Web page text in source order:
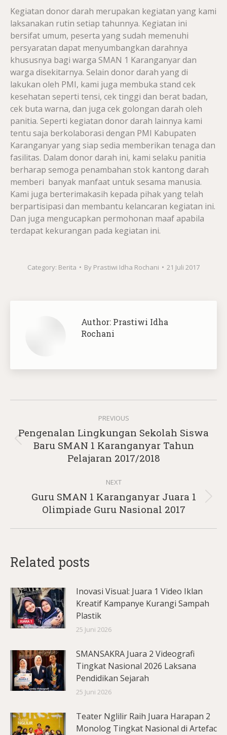
Kegiatan donor darah merupakan kegiatan yang kami
laksanakan rutin setiap tahunnya. Kegiatan ini
bersifat umum, peserta yang sudah memenuhi
persyaratan dapat menyumbangkan darahnya
khususnya bagi warga SMAN 1 Karanganyar dan
warga disekitarnya. Selain donor darah yang di
lakukan oleh PMI, kami juga membuka stand cek
kesehatan seperti tensi, cek tinggi dan berat badan,
cek buta warna, dan juga cek golongan darah oleh
panitia. Seperti kegiatan donor darah lainnya kami
tentu saja berkolaborasi dengan PMI Kabupaten
Karanganyar yang siap sedia memberikan tenaga dan
fasilitas. Dalam donor darah ini, kami selaku panitia
berharap semoga penambahan stok kantong darah
memberi banyak manfaat untuk sesama manusia.
Kami juga berterimakasih kepada pihak yang telah
berpartisipasi dan membantu kelancaran kegiatan ini.
Dan juga mengucapkan permohonan maaf apabila
terdapat kekurangan pada kegiatan ini.
Category: Berita By Prastiwi Idha Rochani 21 Juli 2017
Author: Prastiwi Idha
Rochani
navigation
PREVIOUS
Previous
post:
Pengenalan Lingkungan Sekolah Siswa
Baru SMAN 1 Karanganyar Tahun
Pelajaran 2017/2018
NEXT
Next
post:
Guru SMAN 1 Karanganyar Juara 1
Olimpiade Guru Nasional 2017
Related posts
Inovasi Visual: Juara 1 Video Iklan
Kreatif Kampanye Kurangi Sampah
Plastik
25 Juni 2026
SMANSAKRA Juara 2 Videografi
Tingkat Nasional 2026 Laksana
Pendidikan Sejarah
25 Juni 2026
Teater Nglilir Raih Juara Harapan 2
Monolog Tingkat Nasional di Artefac